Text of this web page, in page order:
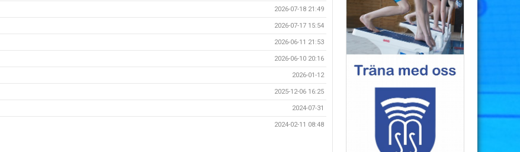
2026-07-18 21:49
2026-07-17 15:54
2026-06-11 21:53
2026-06-10 20:16
2026-01-12
2025-12-06 16:25
2024-07-31
2024-02-11 08:48